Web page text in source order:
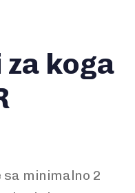
za koga
sa minimalno 2